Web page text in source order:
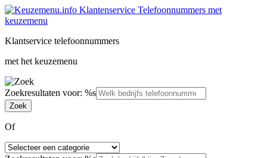
Klantservice telefoonnummers
met het keuzemenu
Zoekresultaten voor: %s
Of